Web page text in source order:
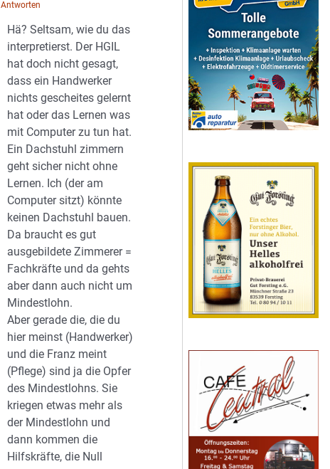
Antworten
Hä? Seltsam, wie du das
interpretierst. Der HGIL
hat doch nicht gesagt,
dass ein Handwerker
nichts gescheites gelernt
hat oder das Lernen was
mit Computer zu tun hat.
Ein Dachstuhl zimmern
geht sicher nicht ohne
Lernen. Ich (der am
Computer sitzt) könnte
keinen Dachstuhl bauen.
Da braucht es gut
ausgebildete Zimmerer =
Fachkräfte und da gehts
aber dann auch nicht um
Mindestlohn.
Aber gerade die, die du
hier meinst (Handwerker)
und die Franz meint
(Pflege) sind ja die Opfer
des Mindestlohns. Sie
kriegen etwas mehr als
der Mindestlohn und
dann kommen die
Hilfskräfte, die Null